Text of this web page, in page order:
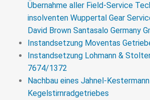
Übernahme aller Field-Service
insolventen Wuppertal Gear
David Brown Santasalo Germany
Instandsetzung Moventas
Instandsetzung Lohmann &
7674/1372
Nachbau eines Jahnel-
Kegelstirnradgetriebes